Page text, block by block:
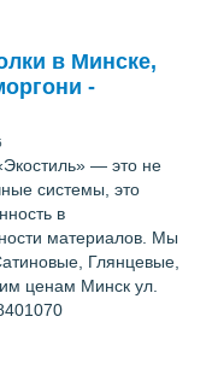
в Минске,
-
— это не
системы, это
в
материалов. Мы
Глянцевые,
ценам Минск ул.